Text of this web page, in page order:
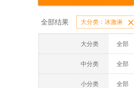
全部结果 大分类：冰激淋 
大分类 全部
中分类 全部
小分类 全部